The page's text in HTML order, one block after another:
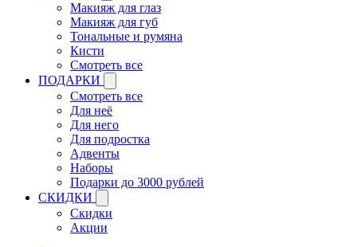
Макияж для глаз
Макияж для губ
Тональные и румяна
Кисти
Смотреть все
ПОДАРКИ
Смотреть все
Для неё
Для него
Для подростка
Адвенты
Наборы
Подарки до 3000 рублей
СКИДКИ
Скидки
Акции